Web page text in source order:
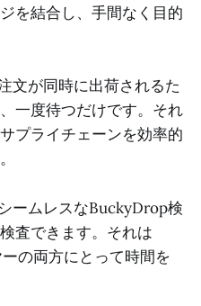
を結合し、手間なく目的
文が同時に出荷されるた
一度待つだけです。それ
プライチェーンを効率的
ームレスなBuckyDrop検
査できます。それは
の両方にとって時間を